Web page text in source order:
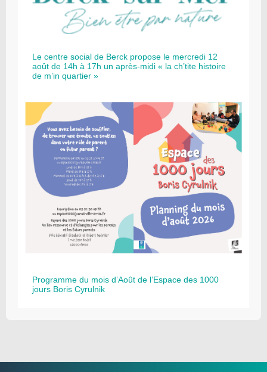
Le centre social de Berck propose le mercredi 12
août de 14h à 17h un après-midi « la ch’tite histoire
de m’in quartier »
Programme du mois d’Août de l’Espace des 1000
jours Boris Cyrulnik